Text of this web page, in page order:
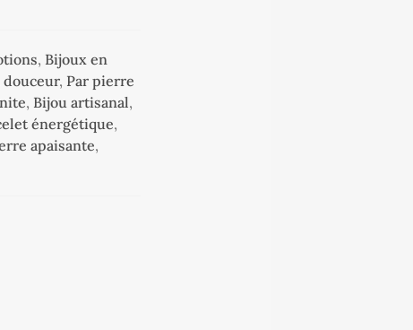
, Bijoux en
douceur, Par pierre
, Bijou artisanal,
énergétique,
apaisante,